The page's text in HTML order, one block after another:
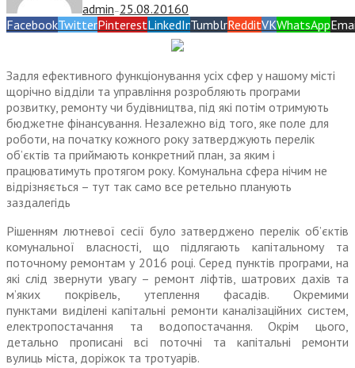
admin — 25.08.20160
FacebookTwitterPinterestLinkedInTumblrRedditVKWhatsApp
Задля ефективного функціонування усіх сфер у нашому місті
щорічно відділи та управління розробляють програми
розвитку, ремонту чи будівництва, під які потім отримують
бюджетне фінансування. Незалежно від того, яке поле для
роботи, на початку кожного року затверджують перелік
об’єктів та приймають конкретний план, за яким і
працюватимуть протягом року. Комунальна сфера нічим не
відрізняється – тут так само все ретельно планують
заздалегідь
Рішенням лютневої сесії було затверджено перелік об’єктів
комунальної власності, що підлягають капітальному та
поточному ремонтам у 2016 році. Серед пунктів програми, на
які слід звернути увагу – ремонт ліфтів, шатрових дахів та
м’яких покрівель, утеплення фасадів. Окремими
пунктами виділені капітальні ремонти каналізаційних систем,
електропостачання та водопостачання. Окрім цього,
детально прописані всі поточні та капітальні ремонти
вулиць міста, доріжок та тротуарів.